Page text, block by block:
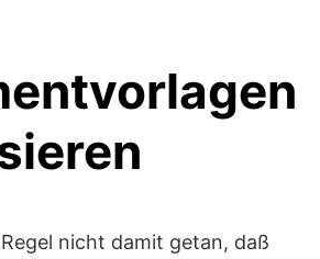
nicht damit getan, daß